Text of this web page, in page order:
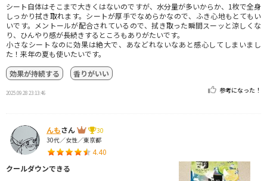
シート自体はそこまで大きくはないのですが、水分量が多いからか、1枚で全身
しっかり拭き取れます。シートが厚手でなめらかなので、ふき心地もとてもい
いです。メントールが配合されているので、拭き取った瞬間スーッと涼しくな
り、ひんやり感が長続きするところもありがたいです。
小さなシートなのに効果は絶大で、あなどれないなあと感心してしまいまし
た！来年の夏も使いたいです。
効果が持続する
香りがいい
2025.09.28 23:13:46 参考になった！
んもさん
30
30代／女性／東京都
4.40
クールダウンできる